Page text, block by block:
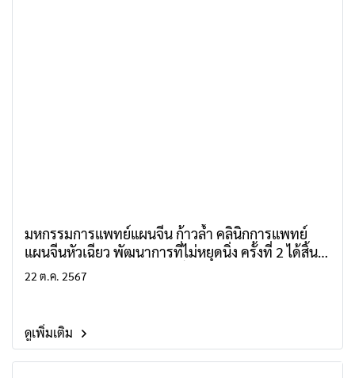
มหกรรมการแพทย์แผนจีน ก้าวล้ำ คลินิกการแพทย์
แผนจีนหัวเฉียว พัฒนาการที่ไม่หยุดนิ่ง ครั้งที่ 2 ได้สิ้น
สุดลงอย่างประสบความสำเร็จด้วยการตอบรับจากผู้
22 ต.ค. 2567
ดูเพิ่มเติม